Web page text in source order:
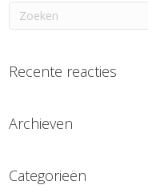
Recente reacties
Archieven
Categorieën